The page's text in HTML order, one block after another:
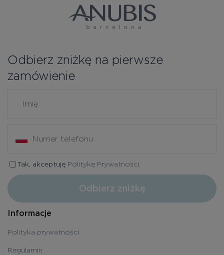
Odbierz zniżkę na pierwsze
zamówienie
Tak, akceptuję Politykę Prywatności.
Odbierz zniżkę
Informacje
Polityka prywatności
Regulamin